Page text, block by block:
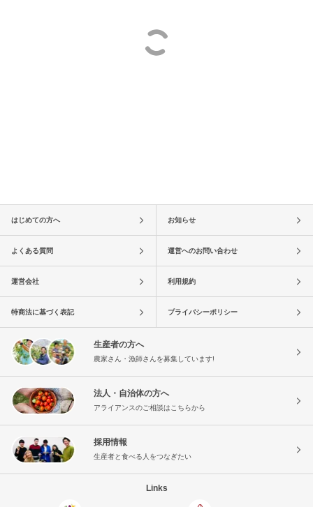
はじめての方へ お知らせ
よくある質問 運営へのお問い合わせ
運営会社 利用規約
特商法に基づく表記 プライバシーポリシー
生産者の方へ
農家さん・漁師さんを募集しています!
法人・自治体の方へ
アライアンスのご相談はこちらから
採用情報
生産者と食べる人をつなぎたい
Links